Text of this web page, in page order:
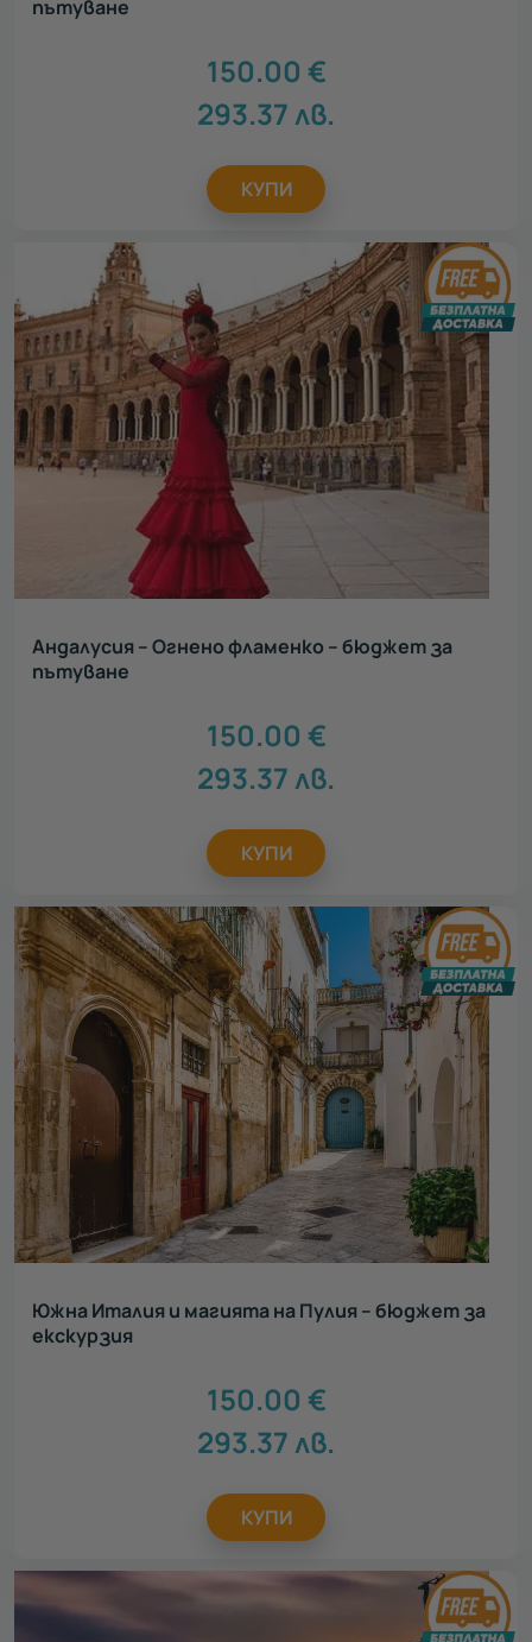
пътуване
150.00 €
293.37лв.
КУПИ
Андалусия – Огнено фламенко – бюджет за
пътуване
150.00 €
293.37лв.
КУПИ
Южна Италия и магията на Пулия – бюджет за
екскурзия
150.00 €
293.37лв.
КУПИ